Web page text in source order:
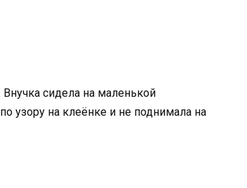
сидела на маленькой
узору на клеёнке и не поднимала на